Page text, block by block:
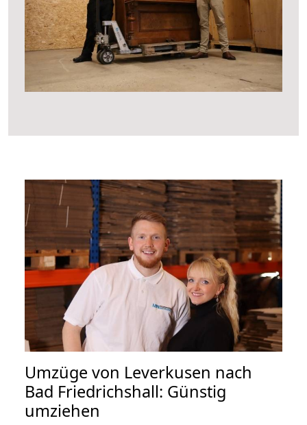
Umzüge von Leverkusen nach
Bad Friedrichshall: Günstig
umziehen